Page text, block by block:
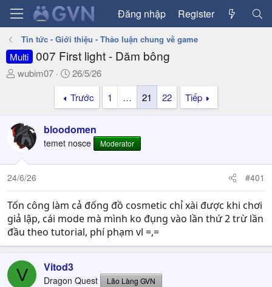
Đăng nhập Register
Tin tức - Giới thiệu - Thảo luận chung về game
Multi 007 First light - Dăm bông
T
a
d
s
t
a
t
e
r
wubim07
N
g
à
y
ử
i
26/5/26
Trước
1 … 21 22 Tiếp
bloodomen
temet nosce Moderator
24/6/26 #401
Tốn công làm cả đống đồ cosmetic chỉ xài được khi chơi
giả lập, cái mode mà mình ko đụng vào lần thứ 2 trừ lần
đầu theo tutorial, phí phạm vl =,=
V Vitod3
Dragon Quest Lão Làng GVN